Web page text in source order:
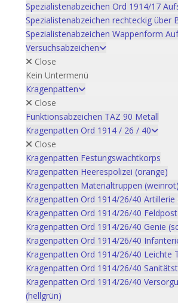
Spezialistenabzeichen Ord 1914/17
Spezialistenabzeichen rechteckig über
Spezialistenabzeichen Wappenform
Versuchsabzeichen
Close
Kein Untermenü
Kragenpatten
Close
Funktionsabzeichen TAZ 90 Metall
Kragenpatten Ord 1914 / 26 / 40
Close
Kragenpatten Festungswachtkorps
Kragenpatten Heerespolizei (orange)
Kragenpatten Materialtruppen (weinrot)
Kragenpatten Ord 1914/26/40 Artillerie
Kragenpatten Ord 1914/26/40
Kragenpatten Ord 1914/26/40 Genie
Kragenpatten Ord 1914/26/40
Kragenpatten Ord 1914/26/40 Leichte
Kragenpatten Ord 1914/26/40
Kragenpatten Ord 1914/26/40
(hellgrün)